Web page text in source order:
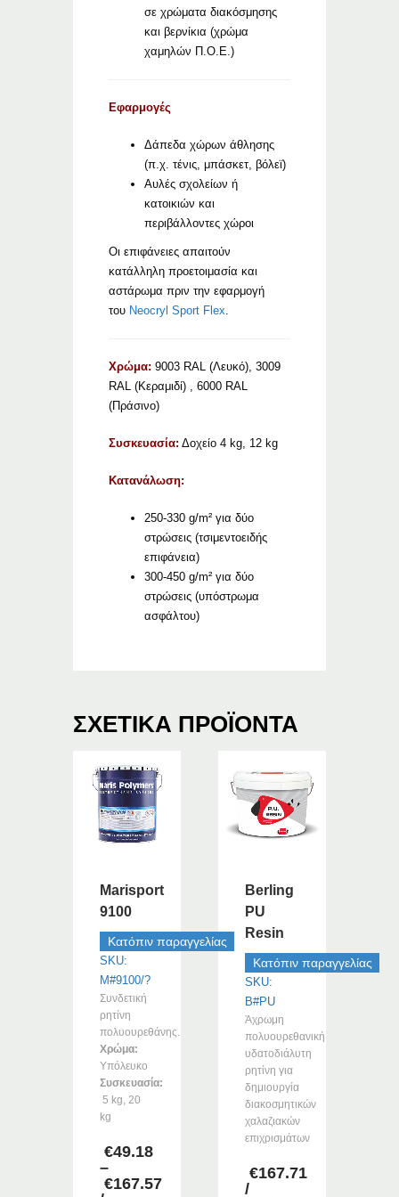
σε χρώματα διακόσμησης
και βερνίκια (χρώμα
χαμηλών Π.Ο.Ε.)
Εφαρμογές
Δάπεδα χώρων άθλησης
(π.χ. τένις, μπάσκετ, βόλεϊ)
Αυλές σχολείων ή
κατοικιών και
περιβάλλοντες χώροι
Οι επιφάνειες απαιτούν
κατάλληλη προετοιμασία και
αστάρωμα πριν την εφαρμογή
του Neocryl Sport Flex
Χρώμα: 9003 RAL (Λευκό), 3009
RAL (Κεραμιδί) , 6000 RAL
(Πράσινο)
Συσκευασία: Δοχείο 4 kg, 12 kg
Κατανάλωση:
250-330 g/m² για δύο
στρώσεις (τσιμεντοειδής
επιφάνεια)
300-450 g/m² για δύο
στρώσεις (υπόστρωμα
ασφάλτου)
ΣΧΕΤΙΚΆ ΠΡΟΪΌΝΤΑ
Marisport
9100
Κατόπιν παραγγελίας
SKU:
M#9100/?
Συνδετική
ρητίνη
πολυουρεθάνης.
Χρώμα:
Υπόλευκο
Συσκευασία:
5 kg, 20
kg
€49.18
–
€167.57
Berling
PU
Resin
Κατόπιν παραγγελίας
SKU:
B#PU
Άχρωμη
πολυουρεθανική
υδατοδιάλυτη
ρητίνη για
δημιουργία
διακοσμητικών
χαλαζιακών
επιχρισμάτων
€167.71
/